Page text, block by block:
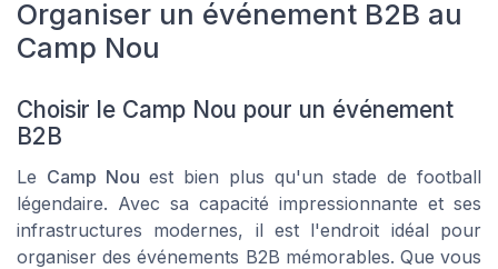
Organiser un événement B2B au
Camp Nou
Choisir le Camp Nou pour un événement
B2B
Le Camp Nou est bien plus qu'un stade de football
légendaire. Avec sa capacité impressionnante et ses
infrastructures modernes, il est l'endroit idéal pour
organiser des événements B2B mémorables. Que vous